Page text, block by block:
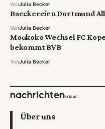
VonJulia Becker
Baeckereien Dortmund
VonJulia Becker
Moukoko Wechsel FC
bekommt BVB
VonJulia Becker
Über uns